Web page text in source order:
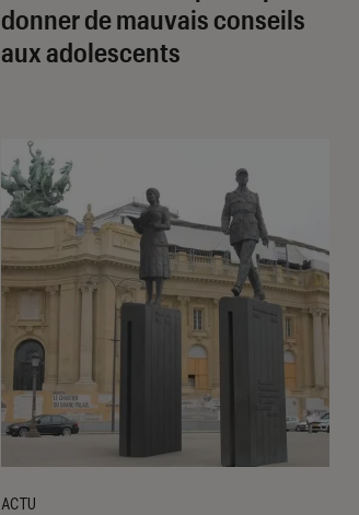
donner de mauvais conseils
aux adolescents
ACTU